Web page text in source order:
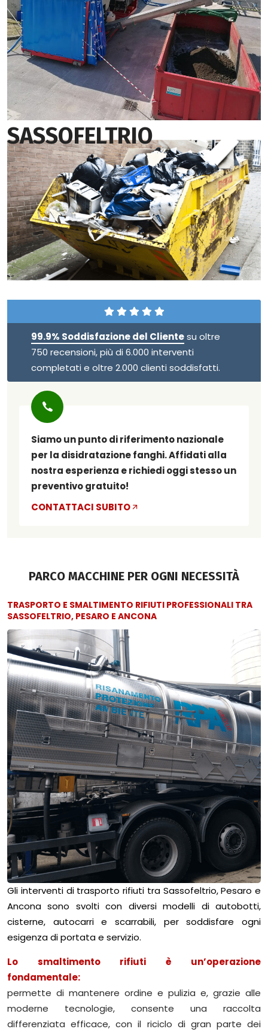
SASSOFELTRIO
99.9% Soddisfazione del Clientesu oltre
750 recensioni, più di 6.000 interventi
completati e oltre 2.000 clienti soddisfatti.
Siamo un punto di riferimento nazionale
per la disidratazione fanghi. Affidati alla
nostra esperienza e richiedi oggi stesso un
preventivo gratuito!
CONTATTACI SUBITO
PARCO MACCHINE PER OGNI NECESSITÀ
TRASPORTO E SMALTIMENTO RIFIUTI PROFESSIONALI TRA
SASSOFELTRIO, PESARO E ANCONA
Gli interventi di trasporto rifiuti tra Sassofeltrio, Pesaro e
Ancona sono svolti con diversi modelli di autobotti,
cisterne, autocarri e scarrabili, per soddisfare ogni
esigenza di portata e servizio.
Lo smaltimento rifiuti è un’operazione
fondamentale:
permette di mantenere ordine e pulizia e, grazie alle
moderne tecnologie, consente una raccolta
differenziata efficace, con il riciclo di gran parte dei